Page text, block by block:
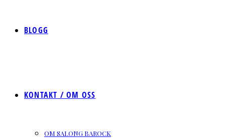
BLOGG
KONTAKT / OM OSS
OM SALONG BAROCK